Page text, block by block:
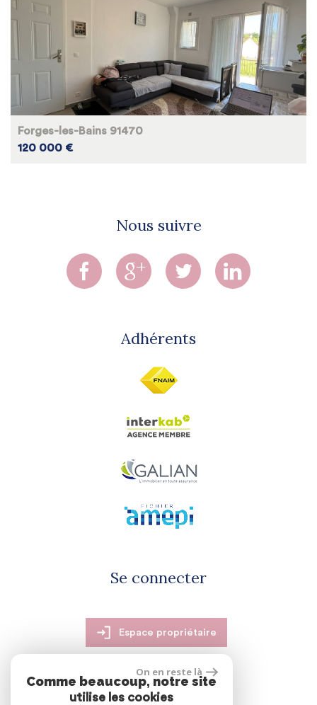
Forges-les-Bains 91470
120 000 €
Nous suivre
Adhérents
Se connecter
Espace propriétaire
réalisé par
On en reste là
Comme beaucoup, notre site
utilise les cookies